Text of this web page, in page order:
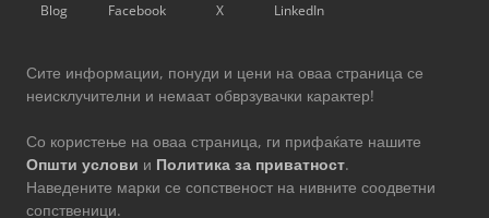
Blog Facebook X LinkedIn
Сите информации, понуди и цени на оваа страница се
неисклучителни и немаат обврзувачки карактер!
Со користење на оваа страница, ги прифаќате нашите
Општи услови и Политика за приватност.
Наведените марки се сопственост на нивните соодветни
сопственици.